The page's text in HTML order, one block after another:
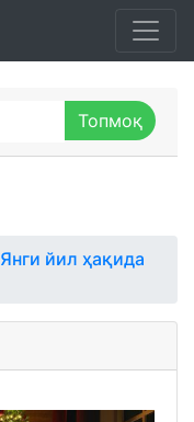
Янги йил ҳақида